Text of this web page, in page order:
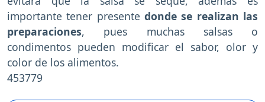
importante tener presente donde se realizan las
preparaciones, pues muchas salsas o
condimentos pueden modificar el sabor, olor y
color de los alimentos.
453779